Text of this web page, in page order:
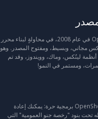
أنشئ OpenShot في عام 2008، في محاولةٍ لبناء محرر
مجاني، وبسيط، ومفتوح المصدر. وهو
لينُكس، وماك، وويندوز، وقد تم
ومستمر في النمو!
مُحرر الفيديو OpenShot برمجية حرة: يمكنك إعادة
تحت بنود "رخصة جنو العمومية" التي